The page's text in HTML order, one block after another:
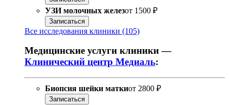
УЗИ молочных железот 1500 ₽
Записаться
Все исследования клиники (105)
Медицинские услуги клиники —
Клинический центр Медиаль:
Биопсия шейки маткиот 2800 ₽
Записаться